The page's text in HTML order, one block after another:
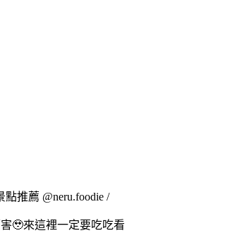
🥹來這裡一定要吃吃看